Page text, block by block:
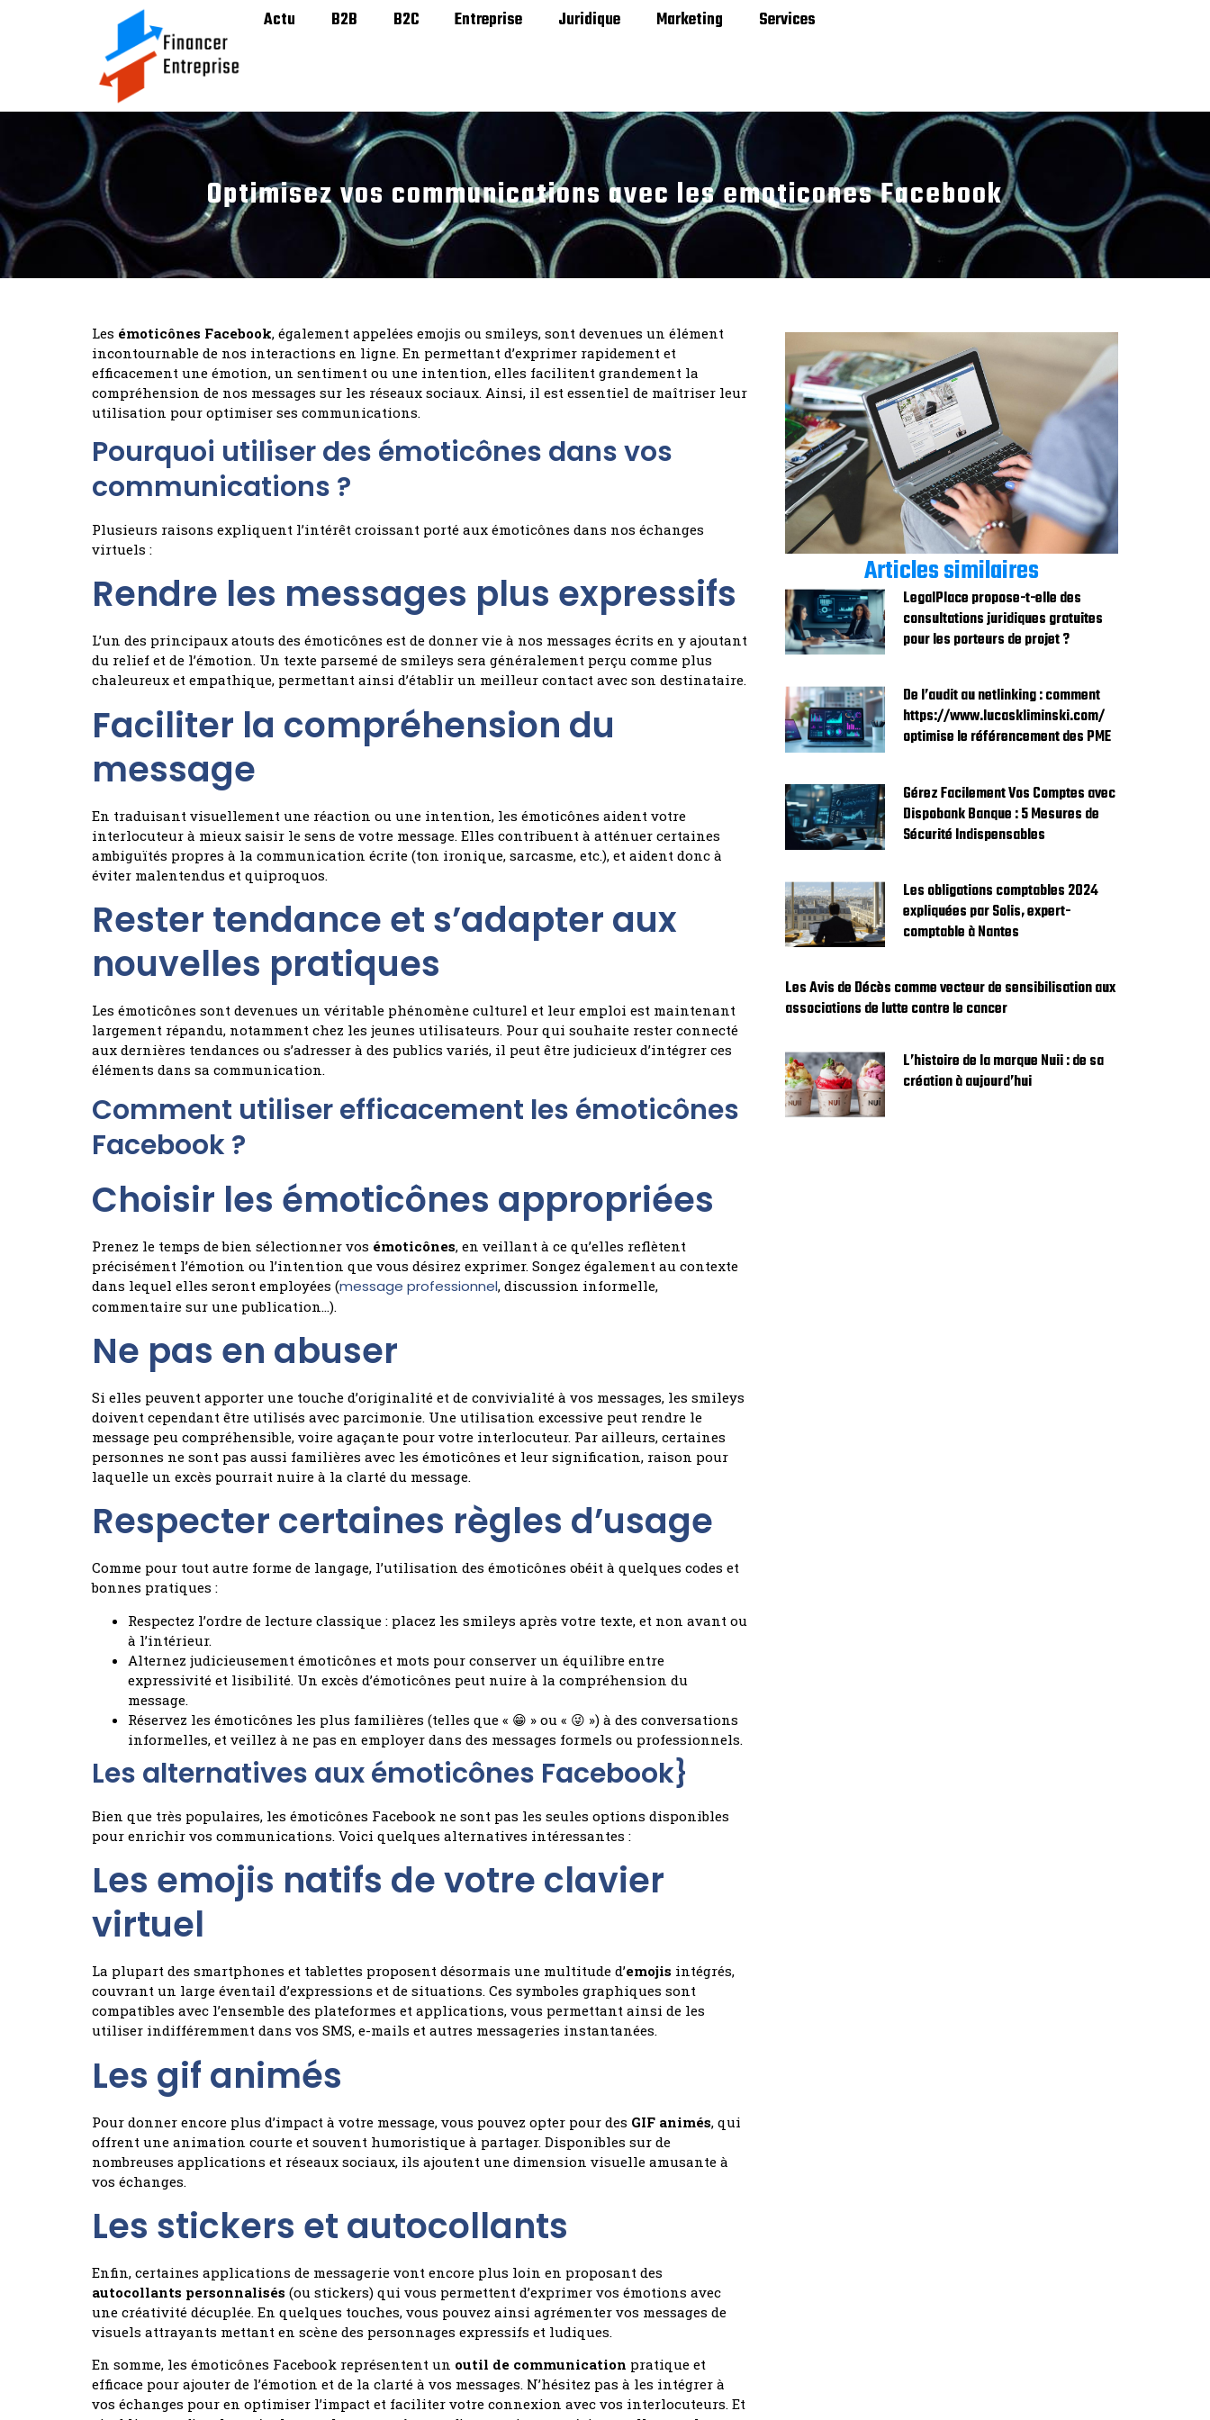
Actu B2B B2C Entreprise Juridique Marketing Services
Optimisez vos communications avec les emoticones Facebook
Les émoticônes Facebook, également appelées emojis ou smileys, sont devenues un élément
incontournable de nos interactions en ligne. En permettant d’exprimer rapidement et
efficacement une émotion, un sentiment ou une intention, elles facilitent grandement la
compréhension de nos messages sur les réseaux sociaux. Ainsi, il est essentiel de maîtriser leur
utilisation pour optimiser ses communications.
Pourquoi utiliser des émoticônes dans vos
communications ?
Plusieurs raisons expliquent l’intérêt croissant porté aux émoticônes dans nos échanges
virtuels :
Rendre les messages plus expressifs
L’un des principaux atouts des émoticônes est de donner vie à nos messages écrits en y ajoutant
du relief et de l’émotion. Un texte parsemé de smileys sera généralement perçu comme plus
chaleureux et empathique, permettant ainsi d’établir un meilleur contact avec son destinataire.
Faciliter la compréhension du
message
En traduisant visuellement une réaction ou une intention, les émoticônes aident votre
interlocuteur à mieux saisir le sens de votre message. Elles contribuent à atténuer certaines
ambiguïtés propres à la communication écrite (ton ironique, sarcasme, etc.), et aident donc à
éviter malentendus et quiproquos.
Rester tendance et s’adapter aux
nouvelles pratiques
Les émoticônes sont devenues un véritable phénomène culturel et leur emploi est maintenant
largement répandu, notamment chez les jeunes utilisateurs. Pour qui souhaite rester connecté
aux dernières tendances ou s’adresser à des publics variés, il peut être judicieux d’intégrer ces
éléments dans sa communication.
Comment utiliser efficacement les émoticônes
Facebook ?
Choisir les émoticônes appropriées
Prenez le temps de bien sélectionner vos émoticônes, en veillant à ce qu’elles reflètent
précisément l’émotion ou l’intention que vous désirez exprimer. Songez également au contexte
dans lequel elles seront employées (message professionnel, discussion informelle,
commentaire sur une publication…).
Ne pas en abuser
Si elles peuvent apporter une touche d’originalité et de convivialité à vos messages, les smileys
doivent cependant être utilisés avec parcimonie. Une utilisation excessive peut rendre le
message peu compréhensible, voire agaçante pour votre interlocuteur. Par ailleurs, certaines
personnes ne sont pas aussi familières avec les émoticônes et leur signification, raison pour
laquelle un excès pourrait nuire à la clarté du message.
Respecter certaines règles d’usage
Comme pour tout autre forme de langage, l’utilisation des émoticônes obéit à quelques codes et
bonnes pratiques :
Respectez l’ordre de lecture classique : placez les smileys après votre texte, et non avant ou
à l’intérieur.
Alternez judicieusement émoticônes et mots pour conserver un équilibre entre
expressivité et lisibilité. Un excès d’émoticônes peut nuire à la compréhension du
message.
Réservez les émoticônes les plus familières (telles que « 😁 » ou « 😜 ») à des conversations
informelles, et veillez à ne pas en employer dans des messages formels ou professionnels.
Les alternatives aux émoticônes Facebook}
Bien que très populaires, les émoticônes Facebook ne sont pas les seules options disponibles
pour enrichir vos communications. Voici quelques alternatives intéressantes :
Les emojis natifs de votre clavier
virtuel
La plupart des smartphones et tablettes proposent désormais une multitude d’emojis intégrés,
couvrant un large éventail d’expressions et de situations. Ces symboles graphiques sont
compatibles avec l’ensemble des plateformes et applications, vous permettant ainsi de les
utiliser indifféremment dans vos SMS, e-mails et autres messageries instantanées.
Les gif animés
Pour donner encore plus d’impact à votre message, vous pouvez opter pour des GIF animés, qui
offrent une animation courte et souvent humoristique à partager. Disponibles sur de
nombreuses applications et réseaux sociaux, ils ajoutent une dimension visuelle amusante à
vos échanges.
Les stickers et autocollants
Enfin, certaines applications de messagerie vont encore plus loin en proposant des
autocollants personnalisés (ou stickers) qui vous permettent d’exprimer vos émotions avec
une créativité décuplée. En quelques touches, vous pouvez ainsi agrémenter vos messages de
visuels attrayants mettant en scène des personnages expressifs et ludiques.
En somme, les émoticônes Facebook représentent un outil de communication pratique et
efficace pour ajouter de l’émotion et de la clarté à vos messages. N’hésitez pas à les intégrer à
vos échanges pour en optimiser l’impact et faciliter votre connexion avec vos interlocuteurs. Et
Articles similaires
LegalPlace propose-t-elle des
consultations juridiques gratuites
pour les porteurs de projet ?
De l’audit au netlinking : comment
https://www.lucaskliminski.com/
optimise le référencement des PME
Gérez Facilement Vos Comptes avec
Dispobank Banque : 5 Mesures de
Sécurité Indispensables
Les obligations comptables 2024
expliquées par Solis, expert-
comptable à Nantes
Les Avis de Décès comme vecteur de sensibilisation aux
associations de lutte contre le cancer
L’histoire de la marque Nuii : de sa
création à aujourd’hui